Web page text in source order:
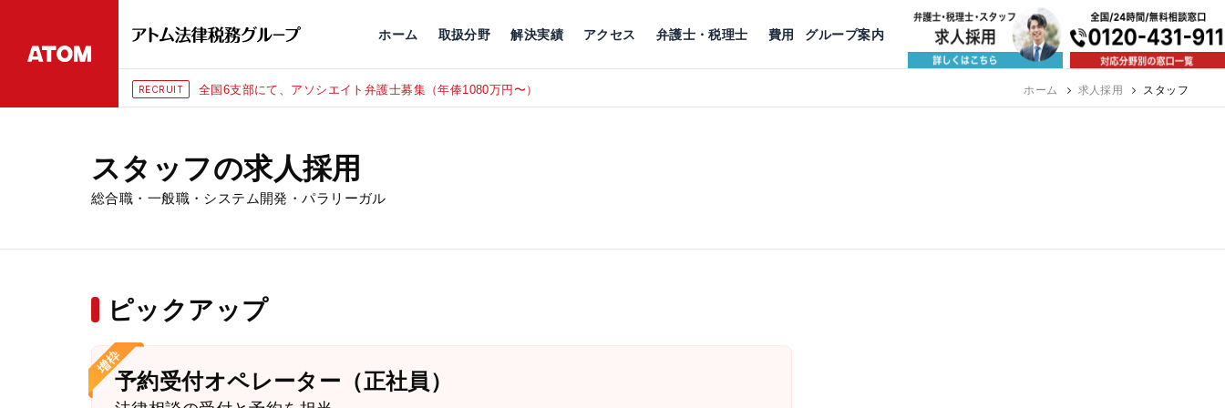
ホーム 取扱分野
公益活動
解決実績 アクセス
京都 神戸 福岡
弁護士・税理士 費用 グループ案内
RECRUIT 全国6支部にて、アソシエイト弁護士募集（年俸1080万円〜） 東京にて、相談予約スタッフ募集（月給38万以上）
スタッフの求人採用
総合職・一般職・システム開発・パラリーガル
ピックアップ
予約受付オペレーター（正社員）
ホーム 求人採用 スタッフ